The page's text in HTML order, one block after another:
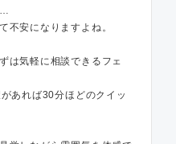
…
不安になりますよね。
は気軽に相談できるフェ
あれば30分ほどのクイッ